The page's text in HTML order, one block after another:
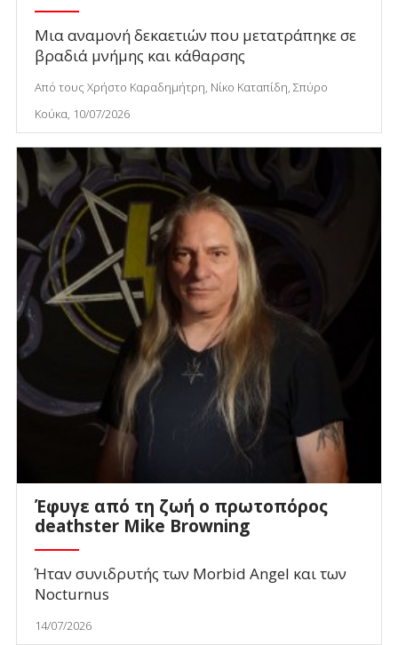
Μια αναμονή δεκαετιών που μετατράπηκε σε
βραδιά μνήμης και κάθαρσης
Από τους Χρήστο Καραδημήτρη, Νίκο Καταπίδη, Σπύρο
Κούκα, 10/07/2026
Έφυγε από τη ζωή ο πρωτοπόρος
deathster Mike Browning
Ήταν συνιδρυτής των Morbid Angel και των
Nocturnus
14/07/2026